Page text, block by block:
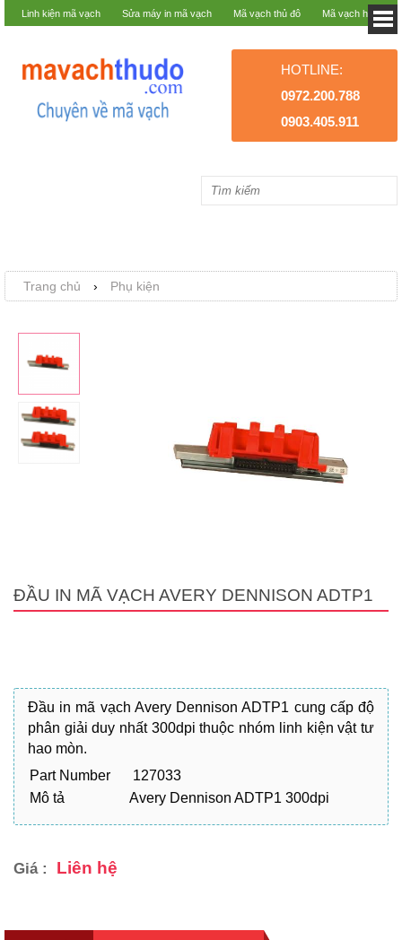
Linh kiện mã vạch Sửa máy in mã vạch Mã vạch thủ đô Mã vạch hà nội
HOTLINE:
0972.200.788
0903.405.911
Trang chủ › Phụ kiện
ĐẦU IN MÃ VẠCH AVERY DENNISON ADTP1
Đầu in mã vạch Avery Dennison ADTP1 cung cấp độ
phân giải duy nhất 300dpi thuộc nhóm linh kiện vật tư
hao mòn.
Part Number
127033
Mô tả
Avery Dennison ADTP1 300dpi
Giá : Liên hệ